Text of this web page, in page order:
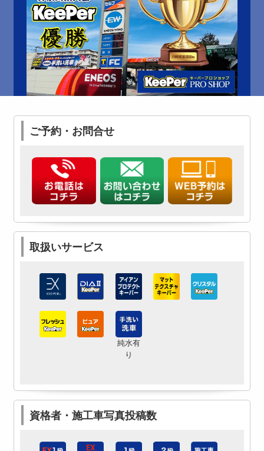
ご予約・お問合せ
取扱いサービス
純水有
り
資格者・施工車写真投稿数